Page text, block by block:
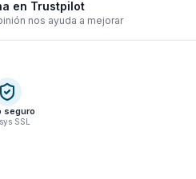
en Trustpilot
nos ayuda a mejorar
seguro
SSL